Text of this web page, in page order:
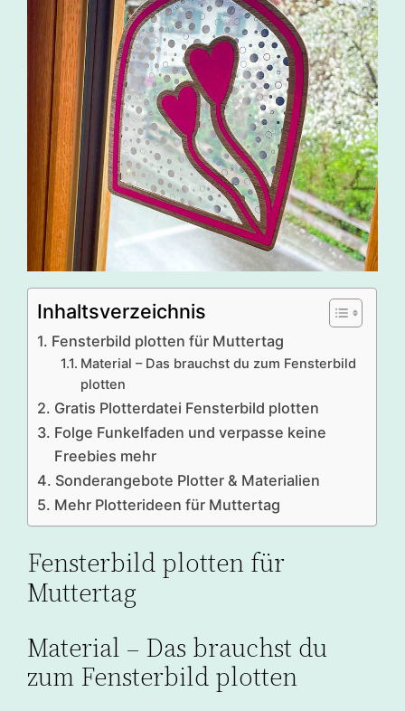
Inhaltsverzeichnis
Fensterbild plotten für Muttertag
Material – Das brauchst du zum Fensterbild
plotten
Gratis Plotterdatei Fensterbild plotten
Folge Funkelfaden und verpasse keine
Freebies mehr
Sonderangebote Plotter & Materialien
Mehr Plotterideen für Muttertag
Fensterbild plotten für
Muttertag
Material – Das brauchst du
zum Fensterbild plotten